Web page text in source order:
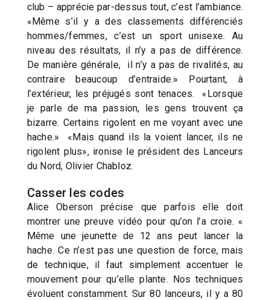
club – apprécie par-dessus tout, c’est l’ambiance.
«Même s’il y a des classements différenciés
hommes/femmes, c’est un sport unisexe. Au
niveau des résultats, il n’y a pas de différence.
De manière générale, il n’y a pas de rivalités, au
contraire beaucoup d’entraide.» Pourtant, à
l’extérieur, les préjugés sont tenaces. «Lorsque
je parle de ma passion, les gens trouvent ça
bizarre. Certains rigolent en me voyant avec une
hache.» «Mais quand ils la voient lancer, ils ne
rigolent plus», ironise le président des Lanceurs
du Nord, Olivier Chabloz.
Casser les codes
Alice Oberson précise que parfois elle doit
montrer une preuve vidéo pour qu’on l’a croie. «
Même une jeunette de 12 ans peut lancer la
hache. Ce n’est pas une question de force, mais
de technique, il faut simplement accentuer le
mouvement pour qu’elle plante. Nos techniques
évoluent constamment. Sur 80 lanceurs, il y a 80